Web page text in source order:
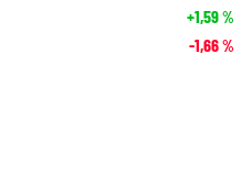
+1,59%
-1,66%